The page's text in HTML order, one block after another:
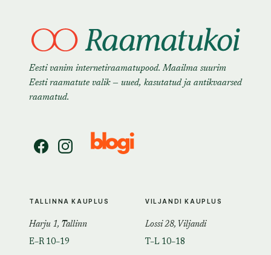
Eesti vanim internetiraamatupood. Maailma suurim
Eesti raamatute valik — uued, kasutatud ja antikvaarsed
raamatud.
TALLINNA KAUPLUS
Harju 1, Tallinn
E–R 10–19
VILJANDI KAUPLUS
Lossi 28, Viljandi
T–L 10–18